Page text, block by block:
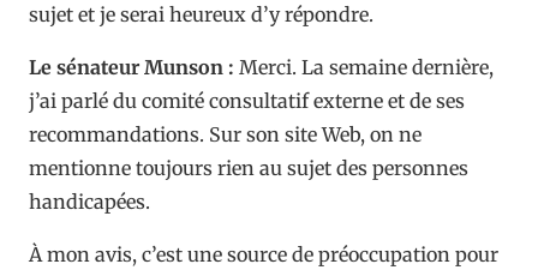
sujet et je serai heureux d’y répondre.
Le sénateur Munson : Merci. La semaine dernière,
j’ai parlé du comité consultatif externe et de ses
recommandations. Sur son site Web, on ne
mentionne toujours rien au sujet des personnes
handicapées.
À mon avis, c’est une source de préoccupation pour